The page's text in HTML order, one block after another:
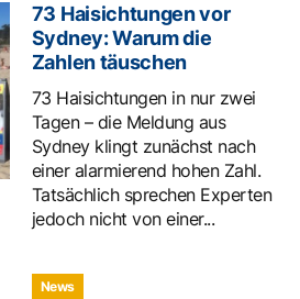
73 Haisichtungen vor
Sydney: Warum die
Zahlen täuschen
73 Haisichtungen in nur zwei
Tagen – die Meldung aus
Sydney klingt zunächst nach
einer alarmierend hohen Zahl.
Tatsächlich sprechen Experten
jedoch nicht von einer...
News